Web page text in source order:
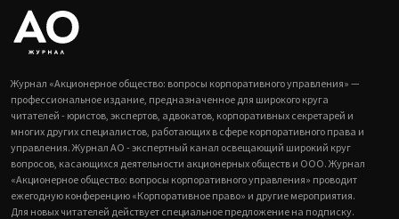
Журнал «Акционерное общество: вопросы корпоративного управления» —
профессиональное издание, предназначенное для широкого круга
читателей - юристов, экспертов, адвокатов, корпоративных секретарей и
многих других специалистов, работающих в сфере корпоративного права и
управления. Журнал АО - экспертный канал освещающий широкий круг
вопросов, касающихся деятельности акционерных обществ и ООО. Журнал
«Акционерное общество: вопросы корпоративного управления» проводит
ежегодную конференцию «Корпоративное право» и другие мероприятия.
Для новых читателей действует специальное предложение на подписку.